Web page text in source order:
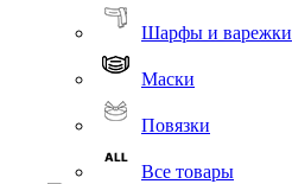
Шарфы и варежки
Маски
Повязки
Все товары